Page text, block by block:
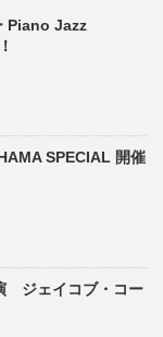
Piano Jazz
SPECIAL 開催
ジェイコブ・コー